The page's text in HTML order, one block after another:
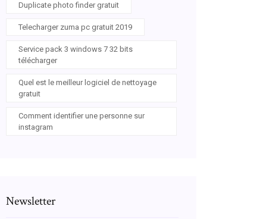
Duplicate photo finder gratuit
Telecharger zuma pc gratuit 2019
Service pack 3 windows 7 32 bits
télécharger
Quel est le meilleur logiciel de nettoyage
gratuit
Comment identifier une personne sur
instagram
Newsletter